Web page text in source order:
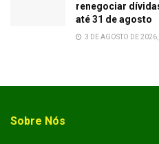
renegociar
até 31 de agosto
3 DE AGOSTO DE
Sobre Nós